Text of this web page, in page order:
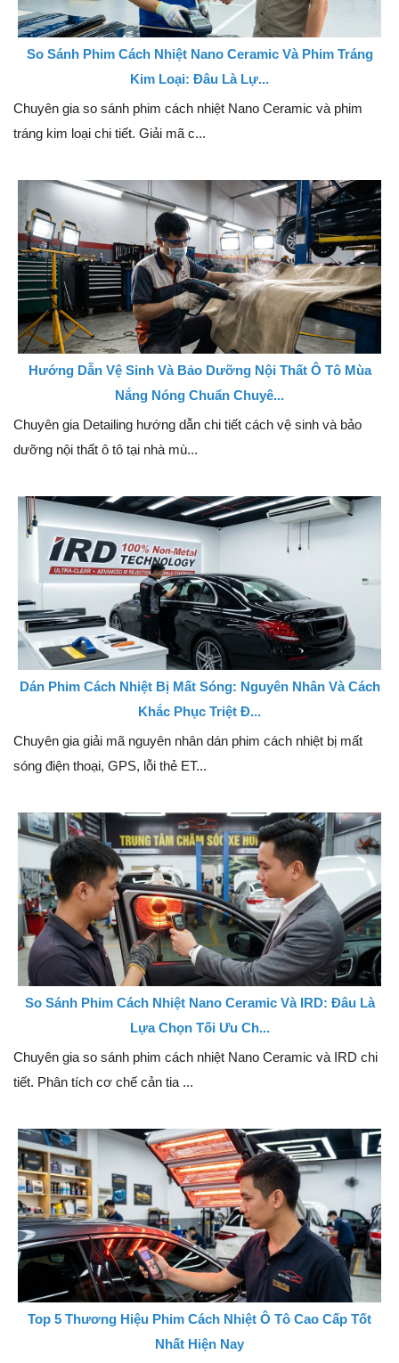
So Sánh Phim Cách Nhiệt Nano Ceramic Và Phim Tráng
Kim Loại: Đâu Là Lự...
Chuyên gia so sánh phim cách nhiệt Nano Ceramic và phim
tráng kim loại chi tiết. Giải mã c...
Hướng Dẫn Vệ Sinh Và Bảo Dưỡng Nội Thất Ô Tô Mùa
Nắng Nóng Chuẩn Chuyê...
Chuyên gia Detailing hướng dẫn chi tiết cách vệ sinh và bảo
dưỡng nội thất ô tô tại nhà mù...
Dán Phim Cách Nhiệt Bị Mất Sóng: Nguyên Nhân Và Cách
Khắc Phục Triệt Đ...
Chuyên gia giải mã nguyên nhân dán phim cách nhiệt bị mất
sóng điện thoại, GPS, lỗi thẻ ET...
So Sánh Phim Cách Nhiệt Nano Ceramic Và IRD: Đâu Là
Lựa Chọn Tối Ưu Ch...
Chuyên gia so sánh phim cách nhiệt Nano Ceramic và IRD chi
tiết. Phân tích cơ chế cản tia ...
Top 5 Thương Hiệu Phim Cách Nhiệt Ô Tô Cao Cấp Tốt
Nhất Hiện Nay